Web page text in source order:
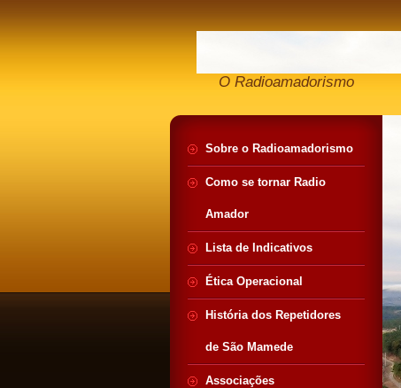
O Radioamadorismo
Sobre o Radioamadorismo
Como se tornar Radio
Amador
Lista de Indicativos
Ética Operacional
História dos Repetidores
de São Mamede
Associações